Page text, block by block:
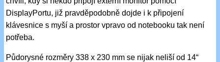
DisplayPortu, již pravděpodobně dojde i k připojení
klávesnice s myší a prostor vpravo od notebooku tak není
potřeba.
Půdorysné rozměry 338 x 230 mm se nijak neliší od 14“